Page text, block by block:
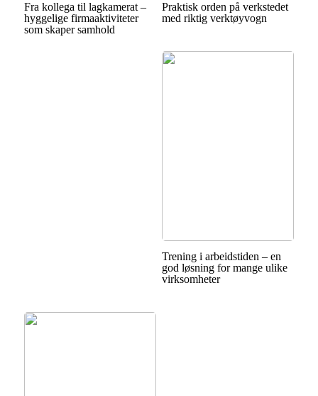
Fra kollega til lagkamerat –
hyggelige firmaaktiviteter
som skaper samhold
Praktisk orden på verkstedet
med riktig verktøyvogn
Trening i arbeidstiden – en
god løsning for mange ulike
virksomheter